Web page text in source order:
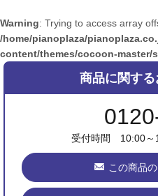
Warning: Trying to access array
/home/pianoplaza/
content/themes/cocoon-master/
商品に関す
受付時間 10:00～
この商品